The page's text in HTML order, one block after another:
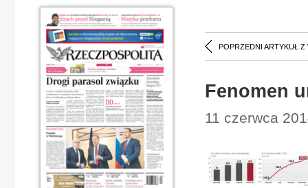
POPRZEDNI ARTYKUŁ Z
Fenomen
11 czerwca